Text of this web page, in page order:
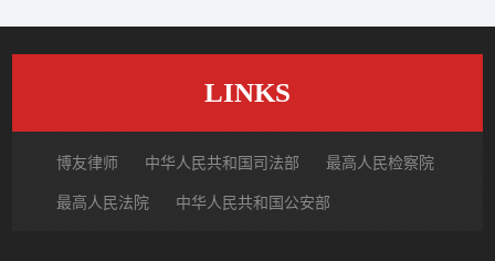
LINKS
博友律师 中华人民共和国司法部 最高人民检察院
最高人民法院 中华人民共和国公安部